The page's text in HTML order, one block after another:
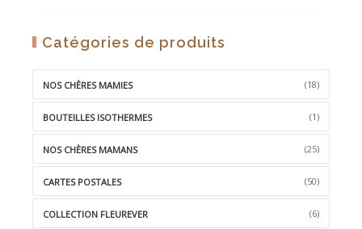
Catégories de produits
NOS CHÈRES MAMIES (18)
BOUTEILLES ISOTHERMES (1)
NOS CHÈRES MAMANS (25)
CARTES POSTALES (50)
COLLECTION FLEUREVER (6)